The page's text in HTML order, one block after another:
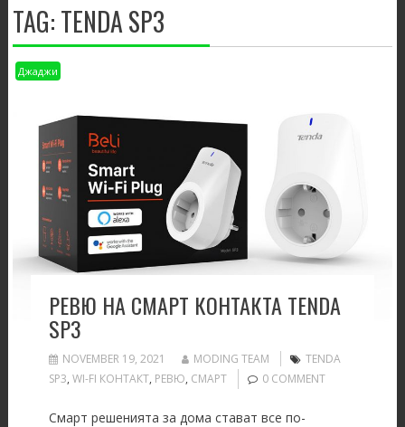
TAG:TENDA SP3
Джаджи
РЕВЮ НА СМАРТ КОНТАКТА TENDA
SP3
NOVEMBER 19, 2021 MODING TEAM
TENDA
SP3, WI-FI КОНТАКТ, РЕВЮ, СМАРТ 0 COMMENT
Смарт решенията за дома стават все по-